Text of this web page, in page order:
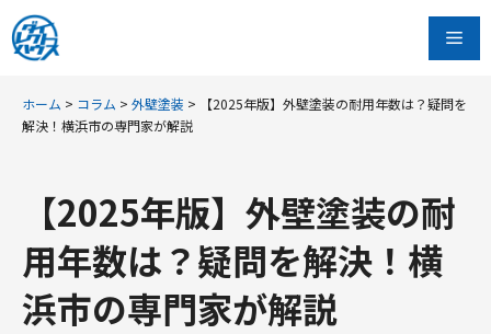
ン
ホーム > コラム > 外壁塗装 >
【2025年版】外壁塗装の耐用年数は？疑問を
解決！横浜市の専門家が解説
【2025年版】外壁塗装の耐
用年数は？疑問を解決！横
浜市の専門家が解説